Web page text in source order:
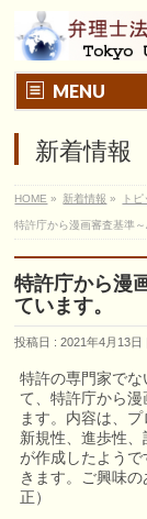
MENU
新着情報
HOME » 新着情報 » トピ
特許庁から漫画審査基準
特許庁から漫
ています。
投稿日 : 2021年4月13日
特許の専門家で
て、特許庁から
ます。内容は、
新規性、進歩性
が作成したよう
きます。ご興味の
正）